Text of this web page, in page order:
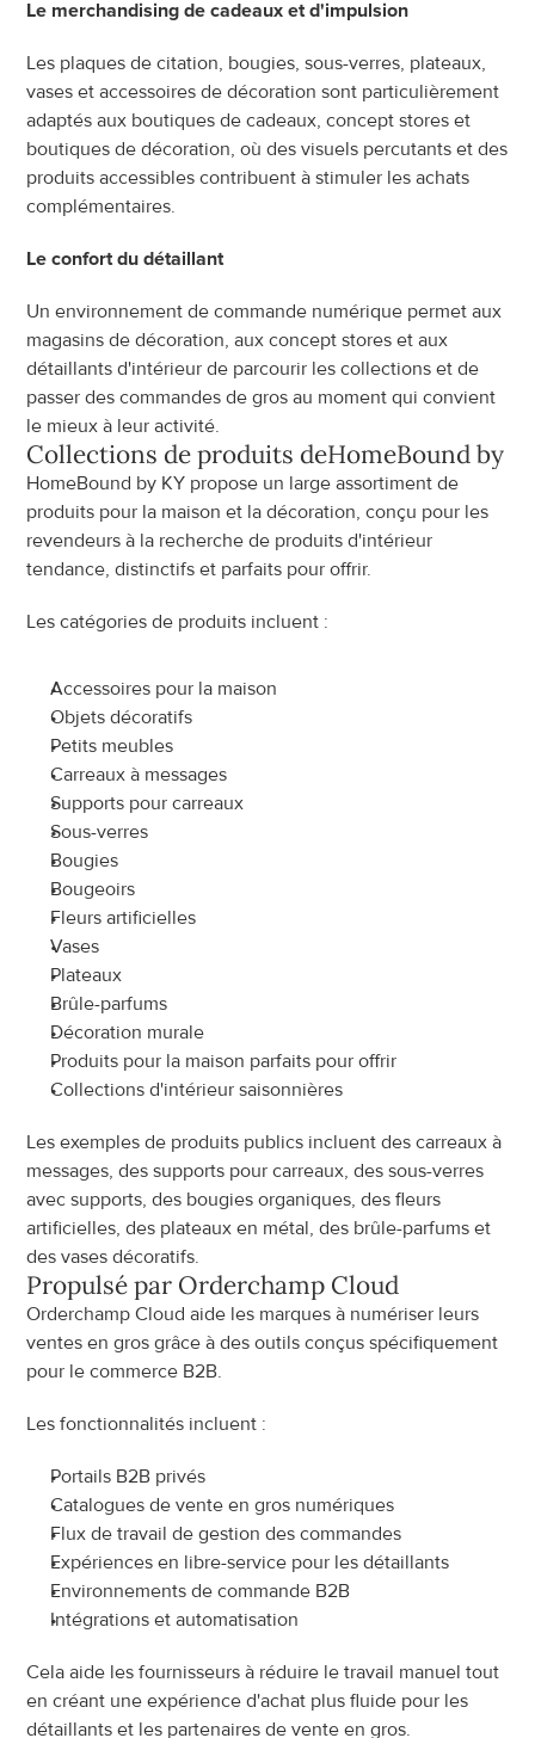
Le merchandising de cadeaux et d'impulsion
Les plaques de citation, bougies, sous-verres, plateaux,
vases et accessoires de décoration sont particulièrement
adaptés aux boutiques de cadeaux, concept stores et
boutiques de décoration, où des visuels percutants et des
produits accessibles contribuent à stimuler les achats
complémentaires.
Le confort du détaillant
Un environnement de commande numérique permet aux
magasins de décoration, aux concept stores et aux
détaillants d'intérieur de parcourir les collections et de
passer des commandes de gros au moment qui convient
le mieux à leur activité.
Collections de produits deHomeBound by
HomeBound by KY propose un large assortiment de
produits pour la maison et la décoration, conçu pour les
revendeurs à la recherche de produits d'intérieur
tendance, distinctifs et parfaits pour offrir.
Les catégories de produits incluent :
Accessoires pour la maison
Objets décoratifs
Petits meubles
Carreaux à messages
Supports pour carreaux
Sous-verres
Bougies
Bougeoirs
Fleurs artificielles
Vases
Plateaux
Brûle-parfums
Décoration murale
Produits pour la maison parfaits pour offrir
Collections d'intérieur saisonnières
Les exemples de produits publics incluent des carreaux à
messages, des supports pour carreaux, des sous-verres
avec supports, des bougies organiques, des fleurs
artificielles, des plateaux en métal, des brûle-parfums et
des vases décoratifs.
Propulsé par Orderchamp Cloud
Orderchamp Cloud aide les marques à numériser leurs
ventes en gros grâce à des outils conçus spécifiquement
pour le commerce B2B.
Les fonctionnalités incluent :
Portails B2B privés
Catalogues de vente en gros numériques
Flux de travail de gestion des commandes
Expériences en libre-service pour les détaillants
Environnements de commande B2B
Intégrations et automatisation
Cela aide les fournisseurs à réduire le travail manuel tout
en créant une expérience d'achat plus fluide pour les
détaillants et les partenaires de vente en gros.